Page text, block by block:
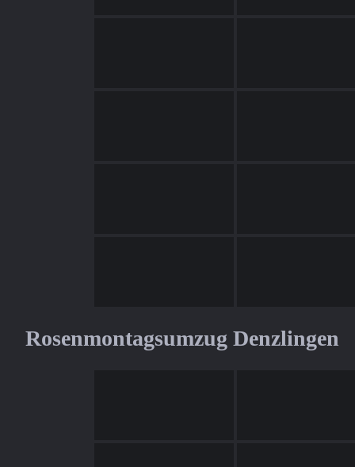
Rosenmontagsumzug Denzlingen